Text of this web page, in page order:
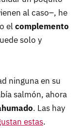
al caso–, he
el complemento
solo y
ninguna en su
salmón, ahora
. Las hay
estas.